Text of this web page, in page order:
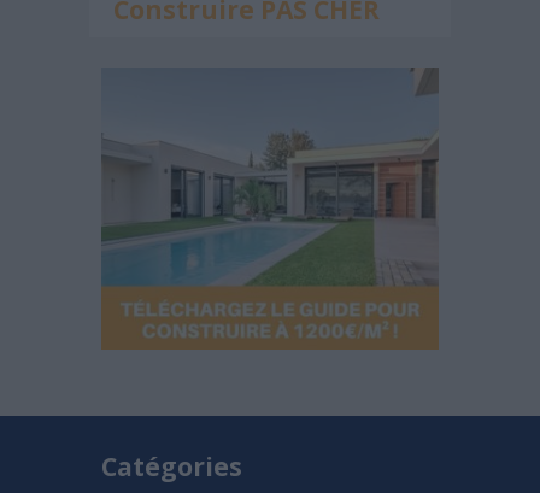
Construire PAS CHER
Catégories